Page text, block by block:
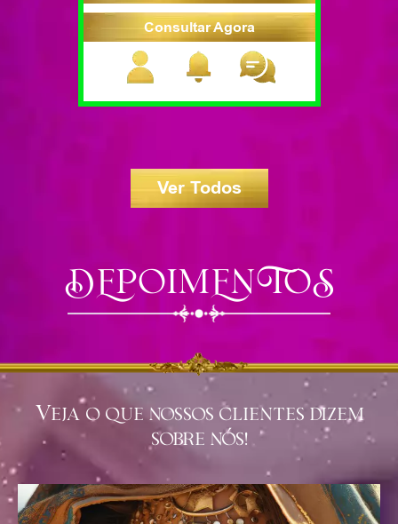
Consultar Agora
Ver Todos
DEPOIMENTOS
Veja o que nossos clientes dizem
sobre nós!